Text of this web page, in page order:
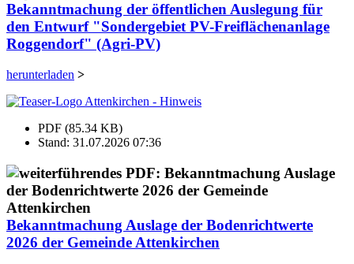
Bekanntmachung der öffentlichen Auslegung für
den Entwurf "Sondergebiet PV-Freiflächenanlage
Roggendorf" (Agri-PV)
herunterladen >
PDF (85.34 KB)
Stand: 31.07.2026 07:36
Bekanntmachung Auslage der Bodenrichtwerte
2026 der Gemeinde Attenkirchen